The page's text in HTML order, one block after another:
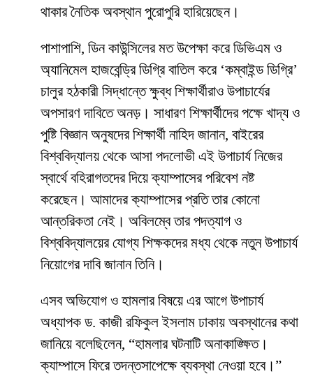
থাকার নৈতিক অবস্থান পুরোপুরি হারিয়েছেন।
​পাশাপাশি, ডিন কাউন্সিলের মত উপেক্ষা করে ডিভিএম ও
অ্যানিমেল হাজবেন্ড্রি ডিগ্রি বাতিল করে ‘কম্বাইন্ড ডিগ্রি’
চালুর হঠকারী সিদ্ধান্তে ক্ষুব্ধ শিক্ষার্থীরাও উপাচার্যের
অপসারণ দাবিতে অনড়। সাধারণ শিক্ষার্থীদের পক্ষে খাদ্য ও
পুষ্টি বিজ্ঞান অনুষদের শিক্ষার্থী নাহিদ জানান, বাইরের
বিশ্ববিদ্যালয় থেকে আসা পদলোভী এই উপাচার্য নিজের
স্বার্থে বহিরাগতদের দিয়ে ক্যাম্পাসের পরিবেশ নষ্ট
করেছেন। আমাদের ক্যাম্পাসের প্রতি তার কোনো
আন্তরিকতা নেই। অবিলম্বে তার পদত্যাগ ও
বিশ্ববিদ্যালয়ের যোগ্য শিক্ষকদের মধ্য থেকে নতুন উপাচার্য
নিয়োগের দাবি জানান তিনি।
​এসব অভিযোগ ও হামলার বিষয়ে এর আগে উপাচার্য
অধ্যাপক ড. কাজী রফিকুল ইসলাম ঢাকায় অবস্থানের কথা
জানিয়ে বলেছিলেন, “হামলার ঘটনাটি অনাকাঙ্ক্ষিত।
ক্যাম্পাসে ফিরে তদন্তসাপেক্ষে ব্যবস্থা নেওয়া হবে।”